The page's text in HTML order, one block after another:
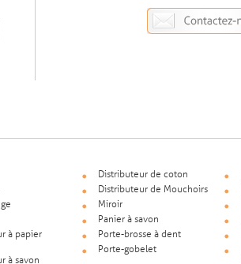
à papier
à savon
Distributeur de coton
Distributeur de Mouchoirs
Miroir
Panier à savon
Porte-brosse à dent
Porte-gobelet